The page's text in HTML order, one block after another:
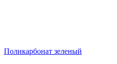
Поликарбонат зеленый